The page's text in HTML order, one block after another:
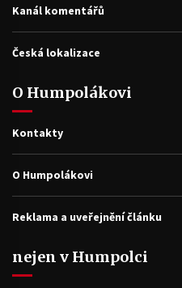
Kanál komentářů
Česká lokalizace
O Humpolákovi
Kontakty
O Humpolákovi
Reklama a uveřejnění článku
nejen v Humpolci